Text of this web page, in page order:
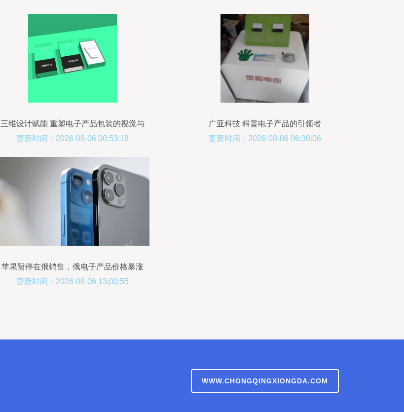
三维设计赋能 重塑电子产品包装的视觉与
情感体验
更新时间：2026-08-06 00:53:18
广亚科技 科普电子产品的引领者
更新时间：2026-08-06 06:30:06
苹果暂停在俄销售，俄电子产品价格暴涨
30%，iPhone 13一机难求
更新时间：2026-08-06 13:00:55
WWW.CHONGQINGXIONGDA.COM